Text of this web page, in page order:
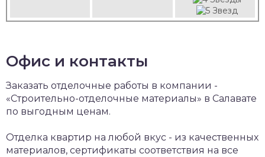
Офис и контакты
Заказать отделочные работы в компании -
«Строительно-отделочные материалы» в Салавате
по выгодным ценам.
Отделка квартир на любой вкус - из качественных
материалов, сертификаты соответствия на все